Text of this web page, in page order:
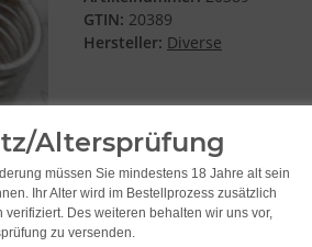
GTIN: 20389
Hersteller: Diverse
Widerstand (Ohm)
Bitte wählen Sie eine
Altersprüfung
müssen Sie mindestens 18 Jahre alt sein
Ihr Alter wird im Bestellprozess zusätzlich
Des weiteren behalten wir uns vor,
zu versenden.